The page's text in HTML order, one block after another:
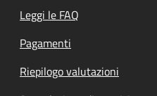
Leggi le FAQ
Pagamenti
Riepilogo valutazioni